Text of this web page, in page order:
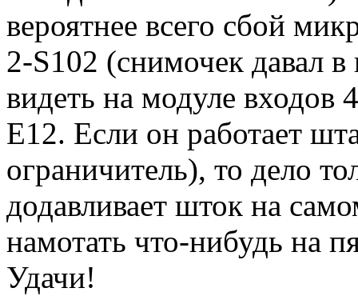
вероятнее всего сбой
2-S102 (снимочек давал
видеть на модуле входов
Е12. Если он работает
ограничитель), то дело
додавливает шток на
намотать что-нибудь на
Удачи!